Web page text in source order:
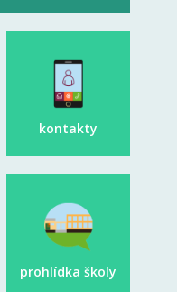
kontakty
prohlídka školy